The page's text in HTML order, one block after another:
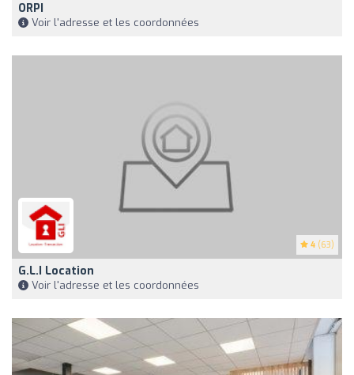
ORPI
Voir l'adresse et les coordonnées
4 (63)
G.L.I Location
Voir l'adresse et les coordonnées